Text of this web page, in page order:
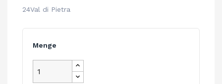
24Val di Pietra
Menge